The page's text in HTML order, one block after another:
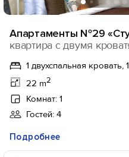
Апартаменты №29
квартира с двумя
1 двухспальная кровать,
22 m2
Комнат: 1
Гостей: 4
Подробнее